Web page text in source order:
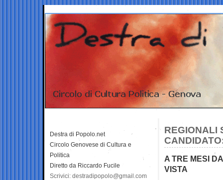
REGIONALI
A TRE MESI
VISTA
Destra di Popolo.net
Circolo Genovese di Cultura e
Politica
Diretto da Riccardo Fucile
Scrivici: destradipopolo@gmail.com